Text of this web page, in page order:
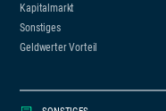
Kapitalmarkt
Sonstiges
Geldwerter Vorteil